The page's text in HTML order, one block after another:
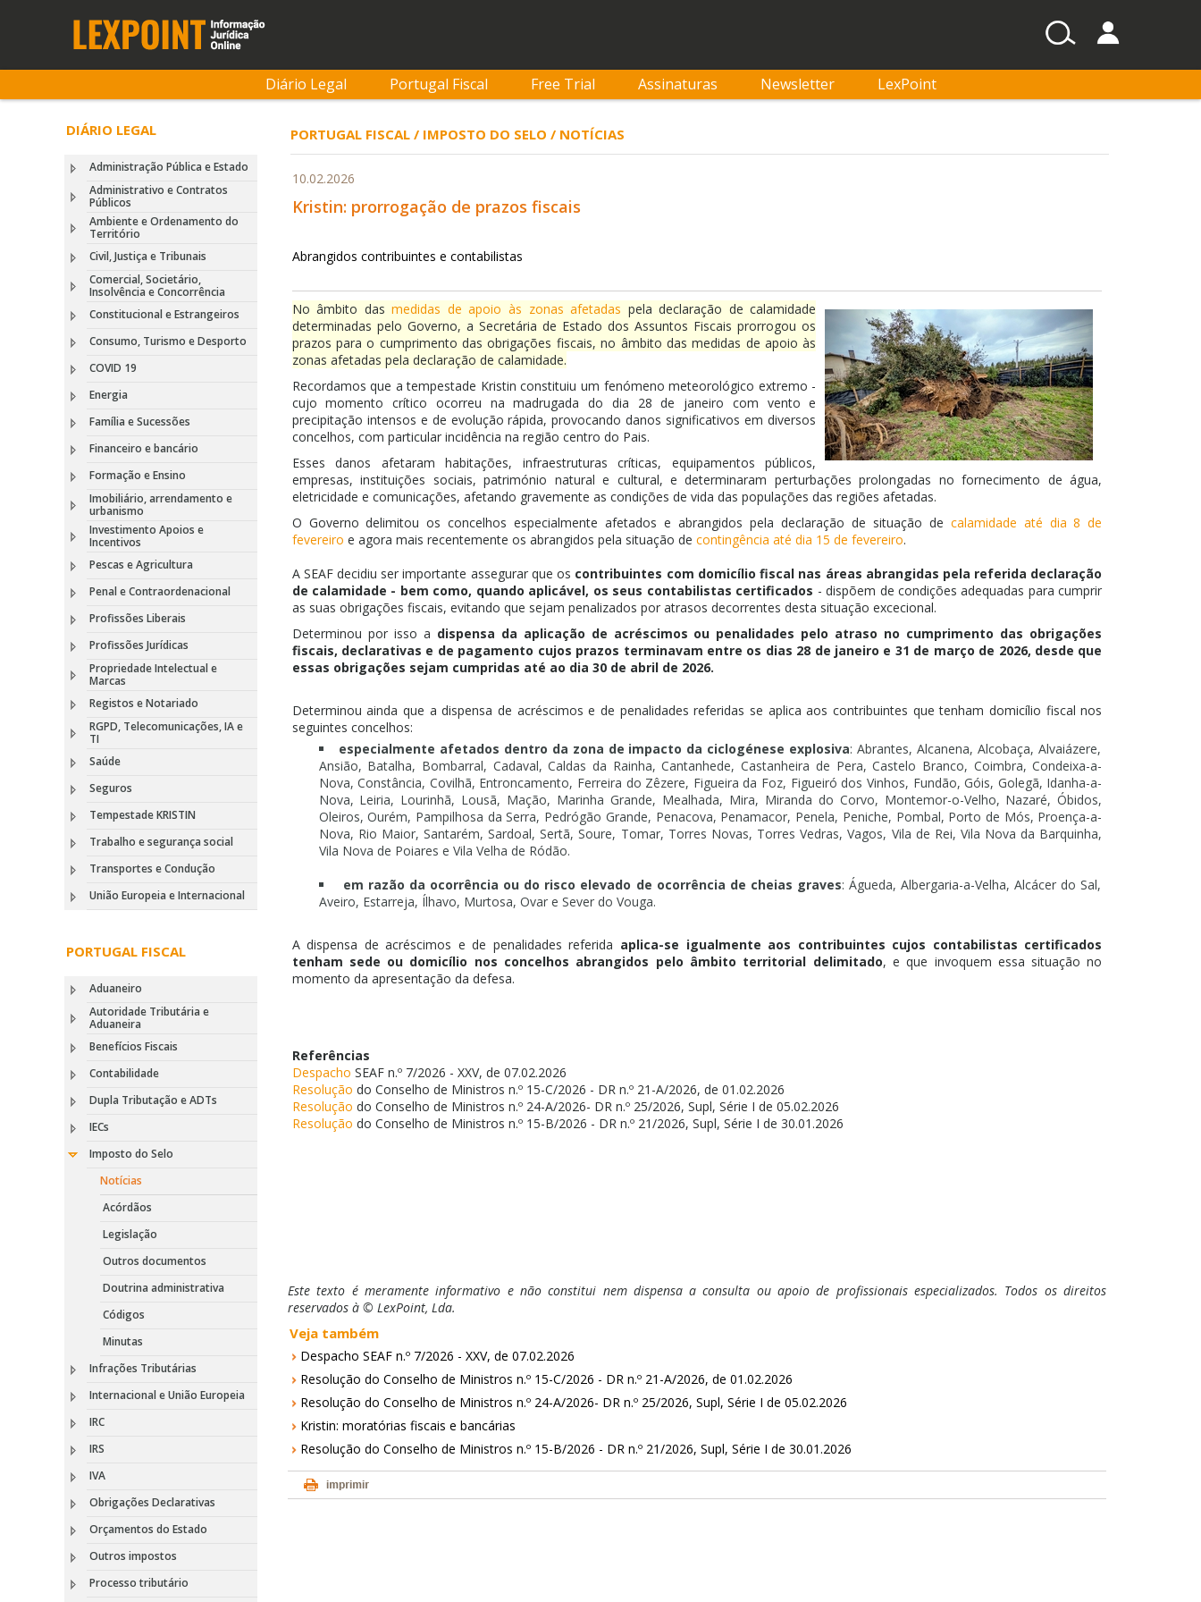
Diário Legal Portugal Fiscal Free Trial Assinaturas Newsletter LexPoint
DIÁRIO LEGAL
Administração Pública e Estado
Administrativo e Contratos
Públicos
Ambiente e Ordenamento do
Território
Civil, Justiça e Tribunais
Comercial, Societário,
Insolvência e Concorrência
Constitucional e Estrangeiros
Consumo, Turismo e Desporto
COVID 19
Energia
Família e Sucessões
Financeiro e bancário
Formação e Ensino
Imobiliário, arrendamento e
urbanismo
Investimento Apoios e
Incentivos
Pescas e Agricultura
Penal e Contraordenacional
Profissões Liberais
Profissões Jurídicas
Propriedade Intelectual e
Marcas
Registos e Notariado
RGPD, Telecomunicações, IA e
TI
Saúde
Seguros
Tempestade KRISTIN
Trabalho e segurança social
Transportes e Condução
União Europeia e Internacional
PORTUGAL FISCAL
Aduaneiro
Autoridade Tributária e
Aduaneira
Benefícios Fiscais
Contabilidade
Dupla Tributação e ADTs
IECs
Imposto do Selo
Notícias
Acórdãos
Legislação
Outros documentos
Doutrina administrativa
Códigos
Minutas
Infrações Tributárias
Internacional e União Europeia
IRC
IRS
IVA
Obrigações Declarativas
Orçamentos do Estado
Outros impostos
Processo tributário
PORTUGAL FISCAL / IMPOSTO DO SELO / NOTÍCIAS
10.02.2026
Kristin: prorrogação de prazos fiscais
Abrangidos contribuintes e contabilistas
No âmbito dasmedidas de apoio às zonas afetadas pela declaração de calamidade
determinadas pelo Governo, a Secretária de Estado dos Assuntos Fiscais prorrogou os
prazos para o cumprimento das obrigações fiscais, no âmbito das medidas de apoio às
zonas afetadas pela declaração de calamidade.
Recordamos que a tempestade Kristin constituiu um fenómeno meteorológico extremo -
cujo momento crítico ocorreu na madrugada do dia 28 de janeiro com vento e
precipitação intensos e de evolução rápida, provocando danos significativos em diversos
concelhos, com particular incidência na região centro do Pais.
Esses danos afetaram habitações, infraestruturas críticas, equipamentos públicos,
empresas, instituições sociais, património natural e cultural, e determinaram perturbações prolongadas no fornecimento de água,
eletricidade e comunicações, afetando gravemente as condições de vida das populações das regiões afetadas.
O Governo delimitou os concelhos especialmente afetados e abrangidos pela declaração de situação de calamidade até dia 8 de
fevereiro e agora mais recentemente os abrangidos pela situação de contingência até dia 15 de fevereiro.
A SEAF decidiu ser importante assegurar que os contribuintes com domicílio fiscal nas áreas abrangidas pela referida declaração
de calamidade - bem como, quando aplicável, os seus contabilistas certificados - dispõem de condições adequadas para cumprir
as suas obrigações fiscais, evitando que sejam penalizados por atrasos decorrentes desta situação excecional.
Determinou por isso a dispensa da aplicação de acréscimos ou penalidades pelo atraso no cumprimento das obrigações
fiscais, declarativas e de pagamento cujos prazos terminavam entre os dias 28 de janeiro e 31 de março de 2026, desde que
essas obrigações sejam cumpridas até ao dia 30 de abril de 2026.
Determinou ainda que a dispensa de acréscimos e de penalidades referidas se aplica aos contribuintes que tenham domicílio fiscal nos
seguintes concelhos:
especialmente afetados dentro da zona de impacto da ciclogénese explosiva: Abrantes, Alcanena, Alcobaça, Alvaiázere,
Ansião, Batalha, Bombarral, Cadaval, Caldas da Rainha, Cantanhede, Castanheira de Pera, Castelo Branco, Coimbra, Condeixa-a-
Nova, Constância, Covilhã, Entroncamento, Ferreira do Zêzere, Figueira da Foz, Figueiró dos Vinhos, Fundão, Góis, Golegã, Idanha-a-
Nova, Leiria, Lourinhã, Lousã, Mação, Marinha Grande, Mealhada, Mira, Miranda do Corvo, Montemor-o-Velho, Nazaré, Óbidos,
Oleiros, Ourém, Pampilhosa da Serra, Pedrógão Grande, Penacova, Penamacor, Penela, Peniche, Pombal, Porto de Mós, Proença-a-
Nova, Rio Maior, Santarém, Sardoal, Sertã, Soure, Tomar, Torres Novas, Torres Vedras, Vagos, Vila de Rei, Vila Nova da Barquinha,
Vila Nova de Poiares e Vila Velha de Ródão.
em razão da ocorrência ou do risco elevado de ocorrência de cheias graves: Águeda, Albergaria-a-Velha, Alcácer do Sal,
Aveiro, Estarreja, Ílhavo, Murtosa, Ovar e Sever do Vouga.
A dispensa de acréscimos e de penalidades referida aplica-se igualmente aos contribuintes cujos contabilistas certificados
tenham sede ou domicílio nos concelhos abrangidos pelo âmbito territorial delimitado, e que invoquem essa situação no
momento da apresentação da defesa.
Referências
Despacho SEAF n.º 7/2026 - XXV, de 07.02.2026
Resolução do Conselho de Ministros n.º 15-C/2026 - DR n.º 21-A/2026, de 01.02.2026
Resolução do Conselho de Ministros n.º 24-A/2026- DR n.º 25/2026, Supl, Série I de 05.02.2026
Resolução do Conselho de Ministros n.º 15-B/2026 - DR n.º 21/2026, Supl, Série I de 30.01.2026
Este texto é meramente informativo e não constitui nem dispensa a consulta ou apoio de profissionais especializados. Todos os direitos
reservados à © LexPoint, Lda.
Veja também
Despacho SEAF n.º 7/2026 - XXV, de 07.02.2026
Resolução do Conselho de Ministros n.º 15-C/2026 - DR n.º 21-A/2026, de 01.02.2026
Resolução do Conselho de Ministros n.º 24-A/2026- DR n.º 25/2026, Supl, Série I de 05.02.2026
Kristin: moratórias fiscais e bancárias
Resolução do Conselho de Ministros n.º 15-B/2026 - DR n.º 21/2026, Supl, Série I de 30.01.2026